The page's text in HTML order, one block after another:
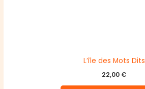
L’île des Mots Dits
22,00 €